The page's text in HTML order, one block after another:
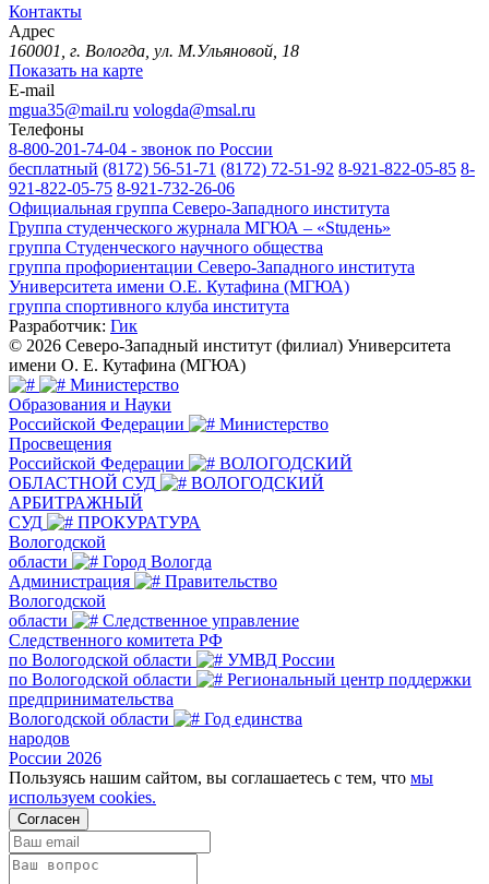
Контакты
Адрес
160001, г. Вологда, ул. М.Ульяновой, 18
Показать на карте
E-mail
mgua35@mail.ru vologda@msal.ru
Телефоны
8-800-201-74-04 - звонок по России
бесплатный (8172) 56-51-71 (8172) 72-51-92 8-921-822-05-85 8-
921-822-05-75 8-921-732-26-06
Официальная группа Северо-Западного института
Группа студенческого журнала МГЮА – «Stuдень»
группа Студенческого научного общества
группа профориентации Северо-Западного института
Университета имени О.Е. Кутафина (МГЮА)
группа спортивного клуба института
Разработчик: Гик
© 2026 Северо-Западный институт (филиал) Университета
имени О. Е. Кутафина (МГЮА)
Министерство
Образования и Науки
Российской Федерации
Министерство
Просвещения
Российской Федерации
ВОЛОГОДСКИЙ
ОБЛАСТНОЙ СУД
ВОЛОГОДСКИЙ
АРБИТРАЖНЫЙ
СУД
ПРОКУРАТУРА
Вологодской
области
Город Вологда
Администрация
Правительство
Вологодской
области
Следственное управление
Следственного комитета РФ
по Вологодской области
УМВД России
по Вологодской области
Региональный центр поддержки
предпринимательства
Вологодской области
Год единства
народов
России 2026
Пользуясь нашим сайтом, вы соглашаетесь с тем, что мы
используем cookies.
Согласен